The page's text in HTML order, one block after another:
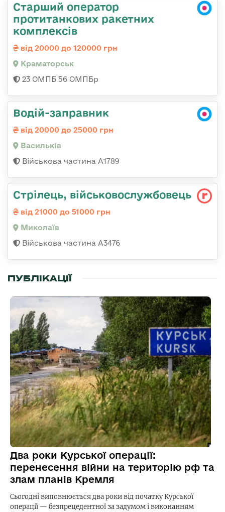
Старший оператор
протитанкових ракетних
комплексів
від 20000 до 120000 грн
Краматорськ
23 ОМПБ 56 ОМПБр
Водій-заправник
від 20000 до 25000 грн
Васильків
Військова частина А1789
Стрілець, військовослужбовець
від 21000 до 51000 грн
Миколаїв
Військова частина А3476
ПУБЛІКАЦІЇ
Два роки Курської операції:
перенесення війни на територію рф та
злам планів Кремля
Сьогодні виповнюється два роки від початку Курської
операції — безпрецедентної за задумом і виконанням